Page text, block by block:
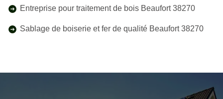
Entreprise pour traitement de bois Beaufort 38270
Sablage de boiserie et fer de qualité Beaufort 38270